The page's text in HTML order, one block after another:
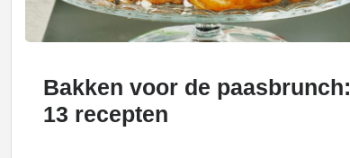
Bakken voor de paasbrunch:
13 recepten